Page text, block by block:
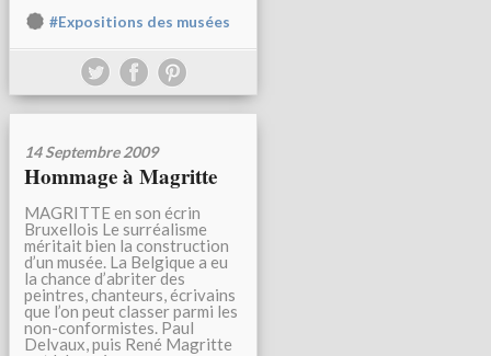
#Expositions des musées
14 Septembre 2009
Hommage à Magritte
MAGRITTE en son écrin
Bruxellois Le surréalisme
méritait bien la construction
d’un musée. La Belgique a eu
la chance d’abriter des
peintres, chanteurs, écrivains
que l’on peut classer parmi les
non-conformistes. Paul
Delvaux, puis René Magritte